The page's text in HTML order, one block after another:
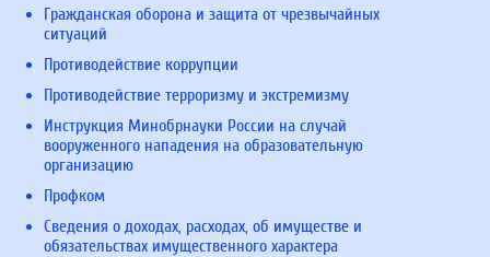
Гражданская оборона и защита от чрезвычайных
ситуаций
Противодействие коррупции
Противодействие терроризму и экстремизму
Инструкция Минобрнауки России на случай
вооруженного нападения на образовательную
организацию
Профком
Сведения о доходах, расходах, об имуществе и
обязательствах имущественного характера